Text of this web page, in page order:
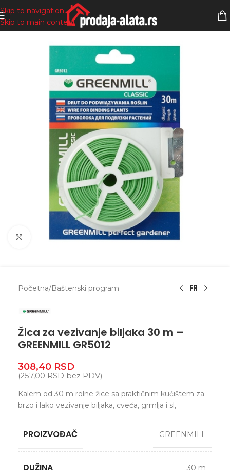
Skip to navigation
Skip to main content
Zumiranje
Početna/Baštenski program
Žica za vezivanje biljaka 30 m –
GREENMILL GR5012
308,40 RSD
(257,00 RSD bez PDV)
Kalem od 30 m rolne žice sa praktičnim kućištem za
brzo i lako vezivanje biljaka, cveća, grmlja i sl,
PROIZVOĐAČ GREENMILL
DUŽINA 30 m